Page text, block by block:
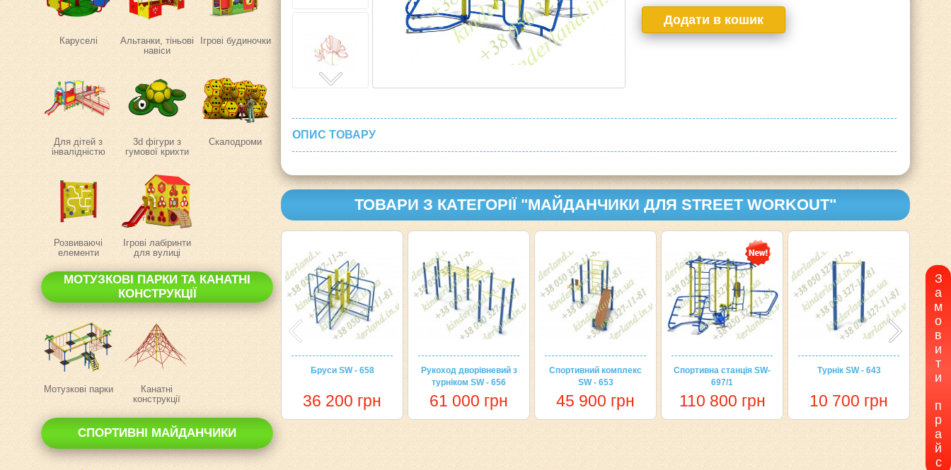
Каруселі
Альтанки, тіньові
навіси
Ігрові будиночки
Для дітей з
інвалідністю
3d фігури з
гумової крихти
Скалодроми
Розвиваючі
елементи
Ігрові лабіринти
для вулиці
МОТУЗКОВІ ПАРКИ ТА КАНАТНІ
КОНСТРУКЦІЇ
Мотузкові парки
Канатні
конструкції
СПОРТИВНІ МАЙДАНЧИКИ
ОПИС ТОВАРУ
ТОВАРИ З КАТЕГОРІЇ "МАЙДАНЧИКИ ДЛЯ STREET WORKOUT"
Бруси SW - 658
36 200 грн
Рукоход дворівневий з
турніком SW - 656
61 000 грн
Спортивний комплекс
SW - 653
45 900 грн
Спортивна станція SW-
697/1
110 800 грн
Турнік SW - 643
10 700 грн
З
а
м
о
в
и
т
и
п
р
а
й
с